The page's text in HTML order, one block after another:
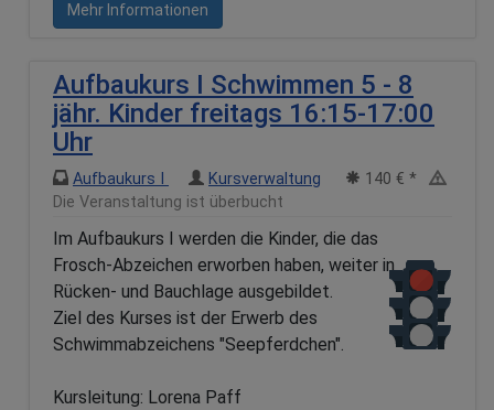
Mehr Informationen
Aufbaukurs I Schwimmen 5 - 8
jähr. Kinder freitags 16:15-17:00
Uhr
Aufbaukurs I Kursverwaltung
140 € *
Die Veranstaltung ist überbucht
Im Aufbaukurs I werden die Kinder, die das
Frosch-Abzeichen erworben haben, weiter in
Rücken- und Bauchlage ausgebildet.
Ziel des Kurses ist der Erwerb des
Schwimmabzeichens "Seepferdchen".
Kursleitung: Lorena Paff